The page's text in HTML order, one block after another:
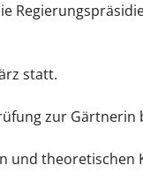
statt.
zur Gärtnerin
und theoretischen